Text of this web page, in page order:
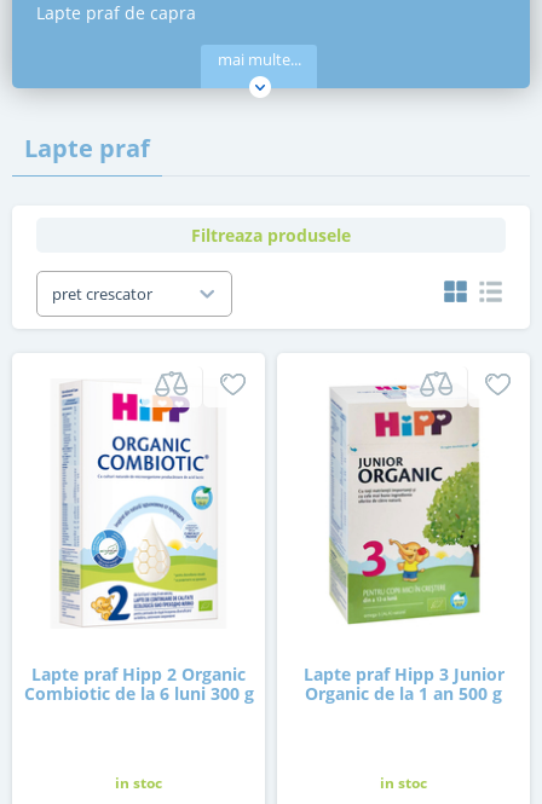
Lapte praf de capra
mai multe...
Lapte praf
Filtreaza produsele
pret crescator
Lapte praf Hipp 2 Organic
Combiotic de la 6 luni 300 g
in stoc
Lapte praf Hipp 3 Junior
Organic de la 1 an 500 g
in stoc